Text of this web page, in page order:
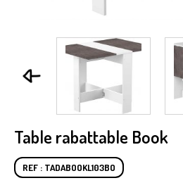
Table rabattable Book
REF : TADABOOKL103BO